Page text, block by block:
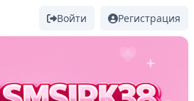
Войти Регистрация